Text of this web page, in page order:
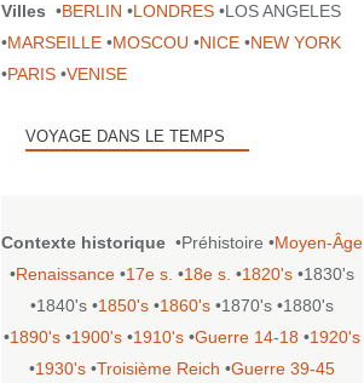
Villes •BERLIN •LONDRES •LOS ANGELES
•MARSEILLE •MOSCOU •NICE •NEW YORK
•PARIS •VENISE
VOYAGE DANS LE TEMPS
Contexte historique •Préhistoire •Moyen-Âge
•Renaissance •17e s. •18e s. •1820's •1830's
•1840's •1850's •1860's •1870's •1880's
•1890's •1900's •1910's •Guerre 14-18 •1920's
•1930's •Troisième Reich •Guerre 39-45